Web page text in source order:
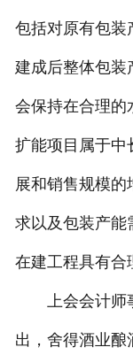
包括对原有包装
建成后整体包装
会保持在合理的
扩能项目属于中
展和销售规模
求以及包装产能
在建工程具有合
上会会计师事
出，舍得酒业酿